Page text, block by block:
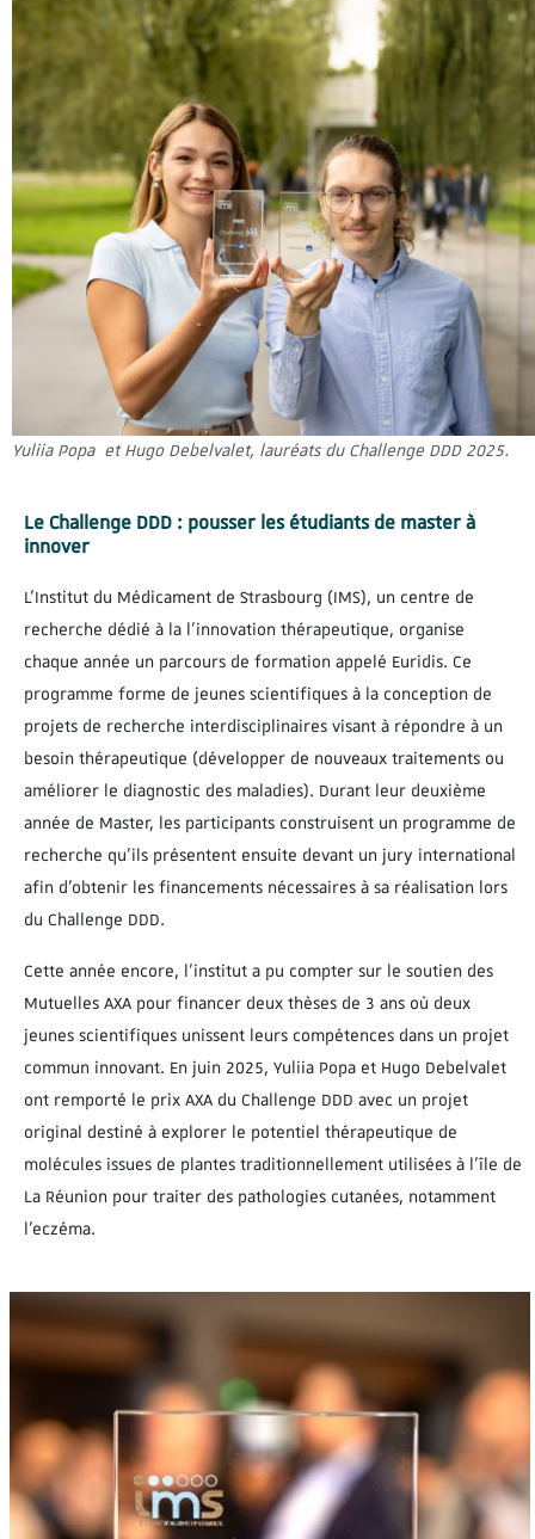
Yuliia Popa et Hugo Debelvalet, lauréats du Challenge DDD 2025.
Le Challenge DDD : pousser les étudiants de master à
innover
L’Institut du Médicament de Strasbourg (IMS), un centre de
recherche dédié à la l’innovation thérapeutique, organise
chaque année un parcours de formation appelé Euridis. Ce
programme forme de jeunes scientifiques à la conception de
projets de recherche interdisciplinaires visant à répondre à un
besoin thérapeutique (développer de nouveaux traitements ou
améliorer le diagnostic des maladies). Durant leur deuxième
année de Master, les participants construisent un programme de
recherche qu’ils présentent ensuite devant un jury international
afin d’obtenir les financements nécessaires à sa réalisation lors
du Challenge DDD.
Cette année encore, l’institut a pu compter sur le soutien des
Mutuelles AXA pour financer deux thèses de 3 ans où deux
jeunes scientifiques unissent leurs compétences dans un projet
commun innovant. En juin 2025, Yuliia Popa et Hugo Debelvalet
ont remporté le prix AXA du Challenge DDD avec un projet
original destiné à explorer le potentiel thérapeutique de
molécules issues de plantes traditionnellement utilisées à l’île de
La Réunion pour traiter des pathologies cutanées, notamment
l’eczéma.